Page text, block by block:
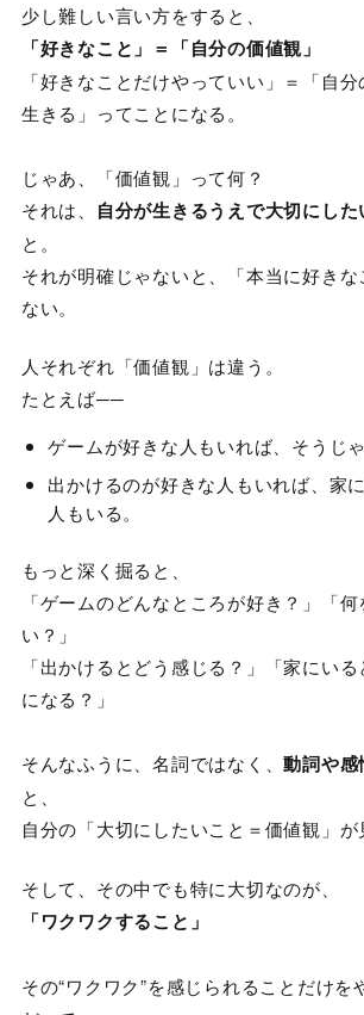
少し難しい言い方をすると、
「好きなこと」＝「自分の価値観」
「好きなことだけやっていい」＝「自
生きる」ってことになる。
じゃあ、「価値観」って何？
それは、 自分が生きるうえで大切にし
と。
それが明確じゃないと、「本当に好きな
ない。
人それぞれ「価値観」は違う。
たとえば──
ゲームが好きな人もいれば、そうじ
出かけるのが好きな人もいれば、家
人もいる。
もっと深く掘ると、
「ゲームのどんなところが好き？」「
い？」
「出かけるとどう感じる？」「家にい
になる？」
そんなふうに、名詞ではなく、動詞や感
と、
自分の「大切にしたいこと＝価値観」が
そして、その中でも特に大切なのが、
「ワクワクすること」
その“ワクワク”を感じられることだけを